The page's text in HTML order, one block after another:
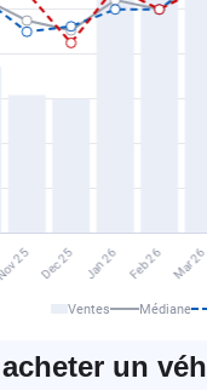
Ventes Médiane
un